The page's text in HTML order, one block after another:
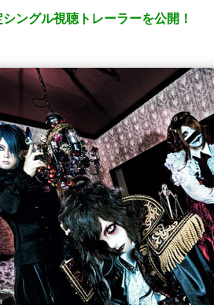
ングル視聴トレーラーを公開！